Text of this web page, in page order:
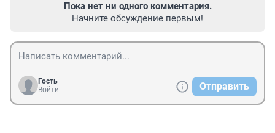
Пока нет ни одного комментария.
Начните обсуждение первым!
Гость
Войти
Отправить